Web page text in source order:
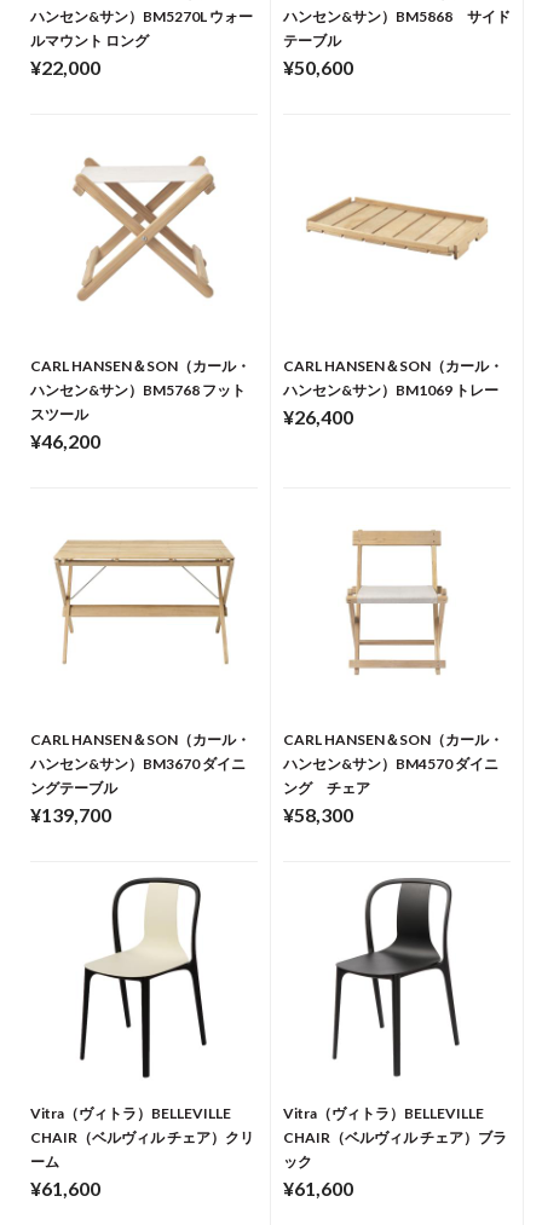
ハンセン&サン）BM5270L ウォー
ルマウント ロング
¥22,000
ハンセン&サン）BM5868 サイド
テーブル
¥50,600
CARL HANSEN＆SON（カール・
ハンセン&サン）BM5768 フット
スツール
¥46,200
CARL HANSEN＆SON（カール・
ハンセン&サン）BM1069 トレー
¥26,400
CARL HANSEN＆SON（カール・
ハンセン&サン）BM3670 ダイニ
ングテーブル
¥139,700
CARL HANSEN＆SON（カール・
ハンセン&サン）BM4570 ダイニ
ング チェア
¥58,300
Vitra（ヴィトラ）BELLEVILLE
CHAIR（ベルヴィル チェア）クリ
ーム
¥61,600
Vitra（ヴィトラ）BELLEVILLE
CHAIR（ベルヴィル チェア）ブラ
ック
¥61,600